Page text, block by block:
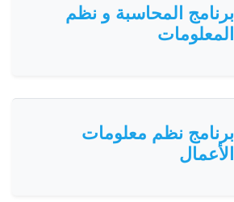
برنامج المحاسبة و نظم
المعلومات
برنامج نظم معلومات
الأعمال